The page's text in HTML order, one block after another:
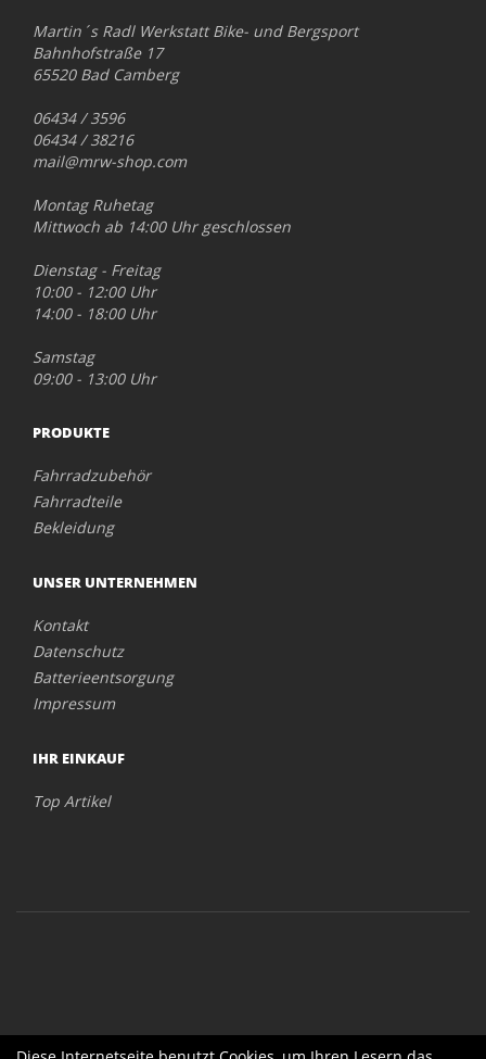
Martin´s Radl Werkstatt Bike- und Bergsport
Bahnhofstraße 17
65520 Bad Camberg
06434 / 3596
06434 / 38216
mail@mrw-shop.com
Montag Ruhetag
Mittwoch ab 14:00 Uhr geschlossen
Dienstag - Freitag
10:00 - 12:00 Uhr
14:00 - 18:00 Uhr
Samstag
09:00 - 13:00 Uhr
PRODUKTE
Fahrradzubehör
Fahrradteile
Bekleidung
UNSER UNTERNEHMEN
Kontakt
Datenschutz
Batterieentsorgung
Impressum
IHR EINKAUF
Top Artikel